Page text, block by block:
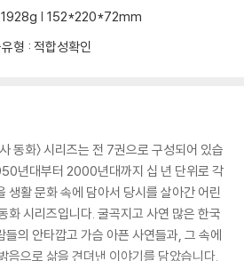
1928g | 152*220*72mm
형 : 적합성확인
동화〉 시리즈는 전 7권으로 구성되어 있습
년대부터 2000년대까지 십 년 단위로 각
생활 문화 속에 담아서 당시를 살아간 어린
화 시리즈입니다. 굴곡지고 사연 많은 한국
의 안타깝고 가슴 아픈 사연들과, 그 속에
음으로 삶을 견뎌낸 이야기를 담았습니다.